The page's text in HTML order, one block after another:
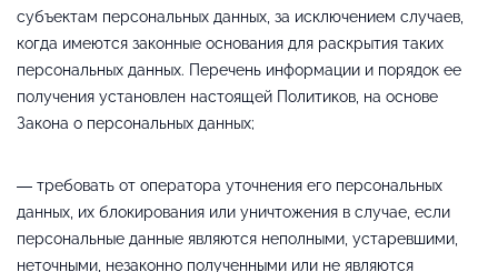
субъектам персональных данных, за исключением случаев,
когда имеются законные основания для раскрытия таких
персональных данных. Перечень информации и порядок ее
получения установлен настоящей Политиков, на основе
Закона о персональных данных;
— требовать от оператора уточнения его персональных
данных, их блокирования или уничтожения в случае, если
персональные данные являются неполными, устаревшими,
неточными, незаконно полученными или не являются